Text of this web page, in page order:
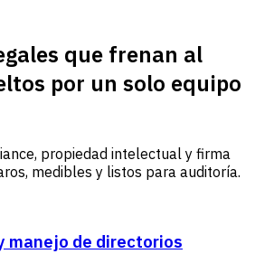
que frenan al
por un solo equipo
propiedad intelectual y firma
medibles y listos para auditoría.
manejo de directorios